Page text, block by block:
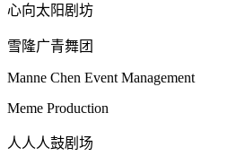
心向太阳剧坊
雪隆广青舞团
Manne Chen Event Management
Meme Production
人人人鼓剧场